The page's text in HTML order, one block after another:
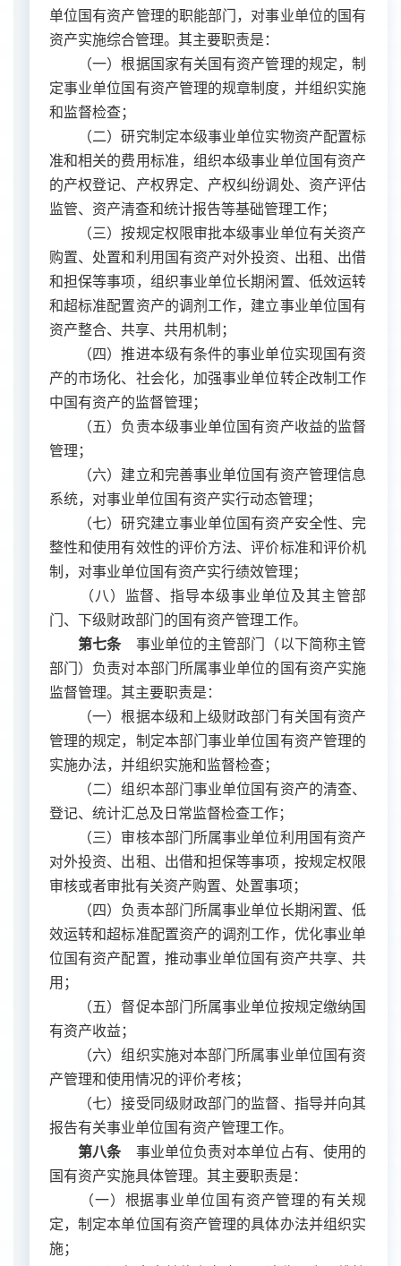
单位国有资产管理的职能部门，对事业单位的国有
资产实施综合管理。其主要职责是：
（一）根据国家有关国有资产管理的规定，制
定事业单位国有资产管理的规章制度，并组织实施
和监督检查；
（二）研究制定本级事业单位实物资产配置标
准和相关的费用标准，组织本级事业单位国有资产
的产权登记、产权界定、产权纠纷调处、资产评估
监管、资产清查和统计报告等基础管理工作；
（三）按规定权限审批本级事业单位有关资产
购置、处置和利用国有资产对外投资、出租、出借
和担保等事项，组织事业单位长期闲置、低效运转
和超标准配置资产的调剂工作，建立事业单位国有
资产整合、共享、共用机制；
（四）推进本级有条件的事业单位实现国有资
产的市场化、社会化，加强事业单位转企改制工作
中国有资产的监督管理；
（五）负责本级事业单位国有资产收益的监督
管理；
（六）建立和完善事业单位国有资产管理信息
系统，对事业单位国有资产实行动态管理；
（七）研究建立事业单位国有资产安全性、完
整性和使用有效性的评价方法、评价标准和评价机
制，对事业单位国有资产实行绩效管理；
（八）监督、指导本级事业单位及其主管部
门、下级财政部门的国有资产管理工作。
第七条事业单位的主管部门（以下简称主管
部门）负责对本部门所属事业单位的国有资产实施
监督管理。其主要职责是：
（一）根据本级和上级财政部门有关国有资产
管理的规定，制定本部门事业单位国有资产管理的
实施办法，并组织实施和监督检查；
（二）组织本部门事业单位国有资产的清查、
登记、统计汇总及日常监督检查工作；
（三）审核本部门所属事业单位利用国有资产
对外投资、出租、出借和担保等事项，按规定权限
审核或者审批有关资产购置、处置事项；
（四）负责本部门所属事业单位长期闲置、低
效运转和超标准配置资产的调剂工作，优化事业单
位国有资产配置，推动事业单位国有资产共享、共
用；
（五）督促本部门所属事业单位按规定缴纳国
有资产收益；
（六）组织实施对本部门所属事业单位国有资
产管理和使用情况的评价考核；
（七）接受同级财政部门的监督、指导并向其
报告有关事业单位国有资产管理工作。
第八条事业单位负责对本单位占有、使用的
国有资产实施具体管理。其主要职责是：
（一）根据事业单位国有资产管理的有关规
定，制定本单位国有资产管理的具体办法并组织实
施；